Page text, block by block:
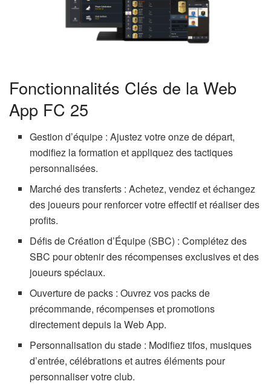
Fonctionnalités Clés de la Web
App FC 25
Gestion d’équipe : Ajustez votre onze de départ,
modifiez la formation et appliquez des tactiques
personnalisées.
Marché des transferts : Achetez, vendez et échangez
des joueurs pour renforcer votre effectif et réaliser des
profits.
Défis de Création d’Équipe (SBC) : Complétez des
SBC pour obtenir des récompenses exclusives et des
joueurs spéciaux.
Ouverture de packs : Ouvrez vos packs de
précommande, récompenses et promotions
directement depuis la Web App.
Personnalisation du stade : Modifiez tifos, musiques
d’entrée, célébrations et autres éléments pour
personnaliser votre club.